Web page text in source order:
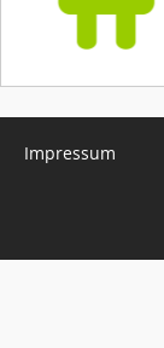
Impressum